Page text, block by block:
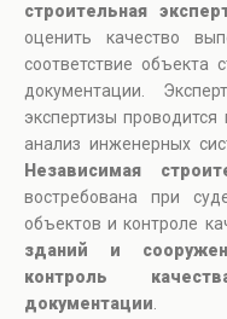
строительная
оценить качество
соответствие объекта
документации.
экспертизы
анализ инженерных
Независимая
востребована при
объектов и контроле
зданий и
контроль
документации